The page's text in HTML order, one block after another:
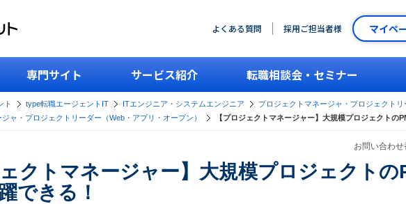
よくある質問 採用ご担当者様 マイペ
専門サイト サービス紹介 転職相談会・セミナー
ト type転職エージェントIT ITエンジニア・システムエンジニア
プロジェクトマネージャ・プロジェクトリ
ャ・プロジェクトリーダー（Web・アプリ・オープン）
【プロジェクトマネージャー】大規模プロジェクトの
お問い合わ
ェクトマネージャー】大規模プロジェクト
できる！